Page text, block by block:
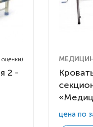
оценки)
2 -
цена по